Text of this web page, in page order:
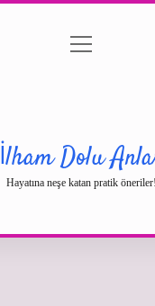
Gizlilik Politikası
menüyü
İlham Dolu
Hayatına neşe katan pratik öneriler!